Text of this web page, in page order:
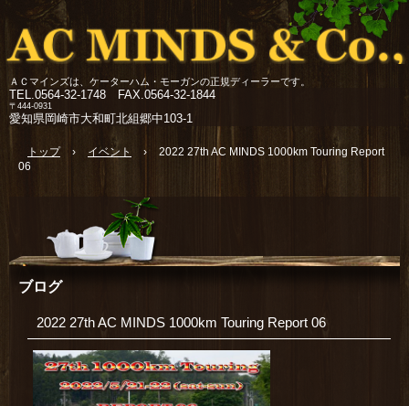
ＡＣマインズは、ケーターハム・モーガンの正規ディーラーです。
TEL.0564-32-1748 FAX.0564-32-1844
〒444-0931
愛知県岡崎市大和町北組郷中103-1
トップ › イベント ›
2022 27th AC MINDS 1000km Touring Report
06
ブログ
2022 27th AC MINDS 1000km Touring Report 06